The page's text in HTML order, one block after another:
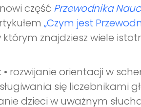
część Przewodnika
„Czym jest
którym znajdziesz wiele
rozwijanie orientacji w
się liczebnikami
dzieci w uważnym